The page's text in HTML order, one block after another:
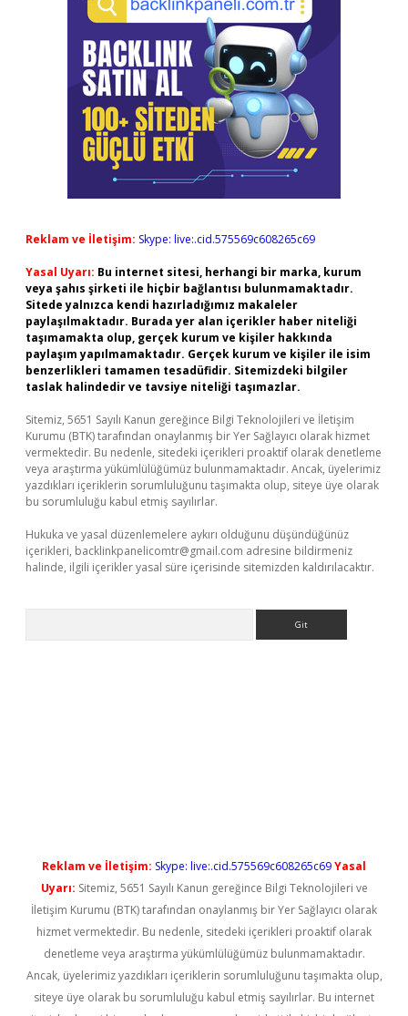
Reklam ve İletişim: Skype: live:.cid.575569c608265c69
Yasal Uyarı: Bu internet sitesi, herhangi bir marka, kurum
veya şahıs şirketi ile hiçbir bağlantısı bulunmamaktadır.
Sitede yalnızca kendi hazırladığımız makaleler
paylaşılmaktadır. Burada yer alan içerikler haber niteliği
taşımamakta olup, gerçek kurum ve kişiler hakkında
paylaşım yapılmamaktadır. Gerçek kurum ve kişiler ile isim
benzerlikleri tamamen tesadüfidir. Sitemizdeki bilgiler
taslak halindedir ve tavsiye niteliği taşımazlar.
Sitemiz, 5651 Sayılı Kanun gereğince Bilgi Teknolojileri ve İletişim
Kurumu (BTK) tarafından onaylanmış bir Yer Sağlayıcı olarak hizmet
vermektedir. Bu nedenle, sitedeki içerikleri proaktif olarak denetleme
veya araştırma yükümlülüğümüz bulunmamaktadır. Ancak, üyelerimiz
yazdıkları içeriklerin sorumluluğunu taşımakta olup, siteye üye olarak
bu sorumluluğu kabul etmiş sayılırlar.
Hukuka ve yasal düzenlemelere aykırı olduğunu düşündüğünüz
içerikleri, backlinkpanelicomtr@gmail.com adresine bildirmeniz
halinde, ilgili içerikler yasal süre içerisinde sitemizden kaldırılacaktır.
Reklam ve İletişim: Skype: live:.cid.575569c608265c69Yasal
Uyarı: Sitemiz, 5651 Sayılı Kanun gereğince Bilgi Teknolojileri ve
İletişim Kurumu (BTK) tarafından onaylanmış bir Yer Sağlayıcı olarak
hizmet vermektedir. Bu nedenle, sitedeki içerikleri proaktif olarak
denetleme veya araştırma yükümlülüğümüz bulunmamaktadır.
Ancak, üyelerimiz yazdıkları içeriklerin sorumluluğunu taşımakta olup,
siteye üye olarak bu sorumluluğu kabul etmiş sayılırlar. Bu internet